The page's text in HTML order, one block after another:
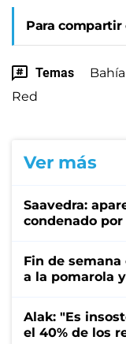
Para compartir
Temas
Red
Ver más
Saavedra:
condenado
Fin de
a la pomarola
Alak: "Es
el 40% de los